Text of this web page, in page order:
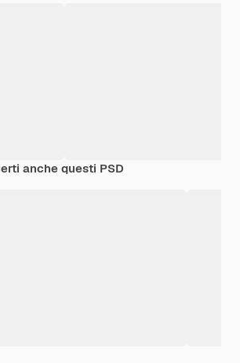
anche questi PSD